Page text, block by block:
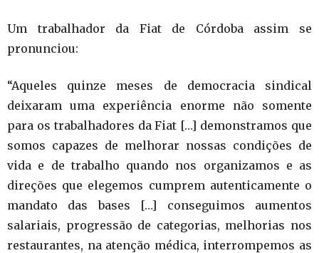
Um trabalhador da Fiat de Córdoba assim se
pronunciou:
“Aqueles quinze meses de democracia sindical
deixaram uma experiência enorme não somente
para os trabalhadores da Fiat […] demonstramos que
somos capazes de melhorar nossas condições de
vida e de trabalho quando nos organizamos e as
direções que elegemos cumprem autenticamente o
mandato das bases […] conseguimos aumentos
salariais, progressão de categorias, melhorias nos
restaurantes, na atenção médica, interrompemos as